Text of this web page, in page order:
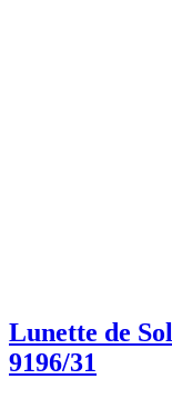
Lunette de
9196/31